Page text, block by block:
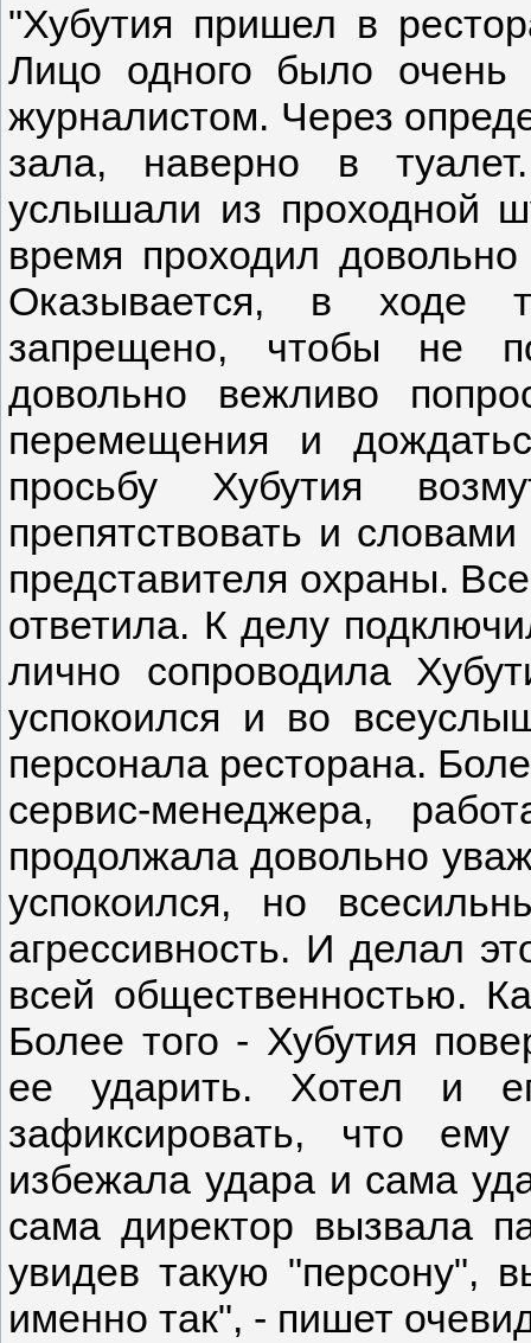
"Хубутия пришел в
Лицо одного было очень
журналистом. Через
зала, наверно в
услышали из проходной
время проходил
Оказывается, в ходе
запрещено, чтобы не
довольно вежливо
перемещения и
просьбу Хубутия
препятствовать и
представителя охраны.
ответила. К делу
лично сопроводила
успокоился и во
персонала ресторана.
сервис-менеджера,
продолжала довольно
успокоился, но
агрессивность. И делал
всей общественностью.
Более того - Хубутия
ее ударить. Хотел и
зафиксировать, что
избежала удара и сама
сама директор вызвала
увидев такую "персону",
именно так", - пишет